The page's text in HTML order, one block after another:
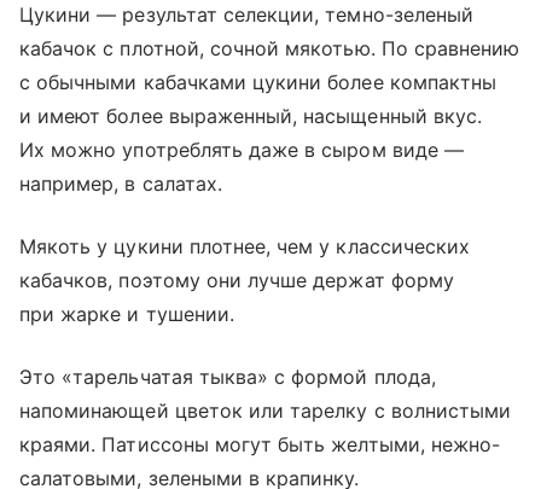
Цукини — результат селекции, темно-зеленый
кабачок с плотной, сочной мякотью. По сравнению
с обычными кабачками цукини более компактны
и имеют более выраженный, насыщенный вкус.
Их можно употреблять даже в сыром виде —
например, в салатах.
Мякоть у цукини плотнее, чем у классических
кабачков, поэтому они лучше держат форму
при жарке и тушении.
Это «тарельчатая тыква» с формой плода,
напоминающей цветок или тарелку с волнистыми
краями. Патиссоны могут быть желтыми, нежно-
салатовыми, зелеными в крапинку.